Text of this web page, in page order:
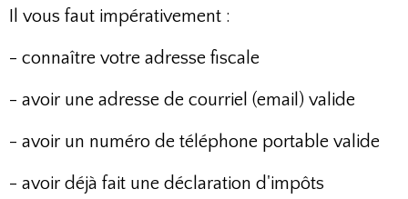
Il vous faut impérativement :
- connaître votre adresse fiscale
- avoir une adresse de courriel (email) valide
- avoir un numéro de téléphone portable valide
- avoir déjà fait une déclaration d'impôts